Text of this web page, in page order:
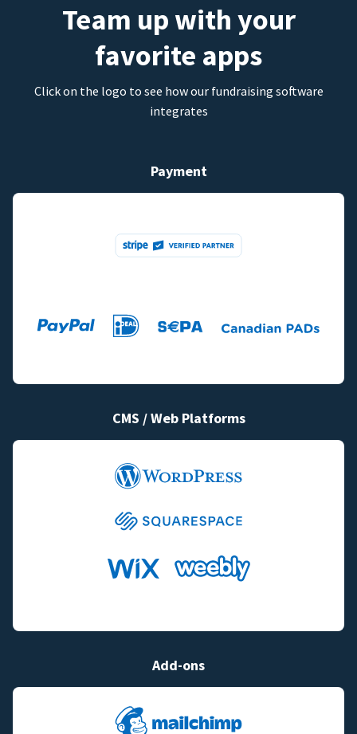
Team up with your
favorite apps
Click on the logo to see how our fundraising software
integrates
Payment
CMS / Web Platforms
Add-ons